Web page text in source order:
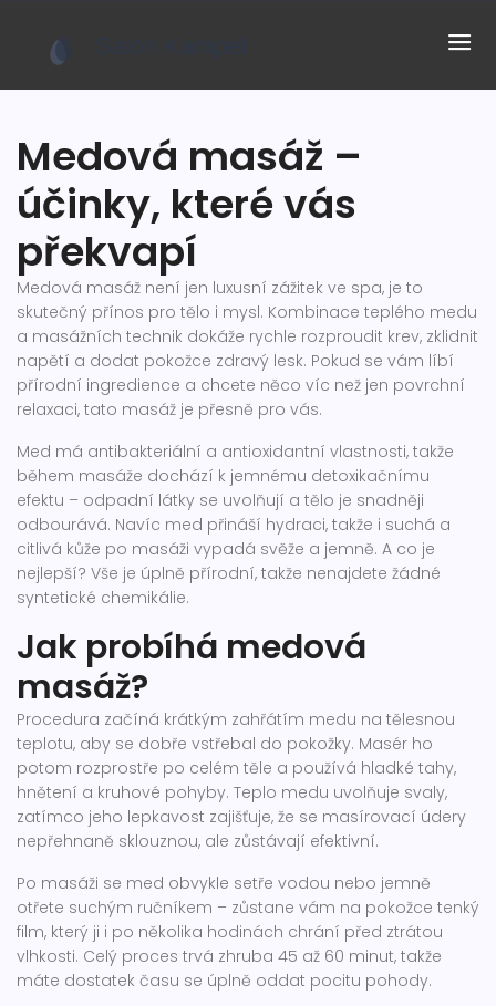
Medová masáž –
účinky, které vás
překvapí
Medová masáž není jen luxusní zážitek ve spa, je to
skutečný přínos pro tělo i mysl. Kombinace teplého medu
a masážních technik dokáže rychle rozproudit krev, zklidnit
napětí a dodat pokožce zdravý lesk. Pokud se vám líbí
přírodní ingredience a chcete něco víc než jen povrchní
relaxaci, tato masáž je přesně pro vás.
Med má antibakteriální a antioxidantní vlastnosti, takže
během masáže dochází k jemnému detoxikačnímu
efektu – odpadní látky se uvolňují a tělo je snadněji
odbourává. Navíc med přináší hydraci, takže i suchá a
citlivá kůže po masáži vypadá svěže a jemně. A co je
nejlepší? Vše je úplně přírodní, takže nenajdete žádné
syntetické chemikálie.
Jak probíhá medová
masáž?
Procedura začíná krátkým zahřátím medu na tělesnou
teplotu, aby se dobře vstřebal do pokožky. Masér ho
potom rozprostře po celém těle a používá hladké tahy,
hnětení a kruhové pohyby. Teplo medu uvolňuje svaly,
zatímco jeho lepkavost zajišťuje, že se masírovací údery
nepřehnaně sklouznou, ale zůstávají efektivní.
Po masáži se med obvykle setře vodou nebo jemně
otřete suchým ručníkem – zůstane vám na pokožce tenký
film, který ji i po několika hodinách chrání před ztrátou
vlhkosti. Celý proces trvá zhruba 45 až 60 minut, takže
máte dostatek času se úplně oddat pocitu pohody.